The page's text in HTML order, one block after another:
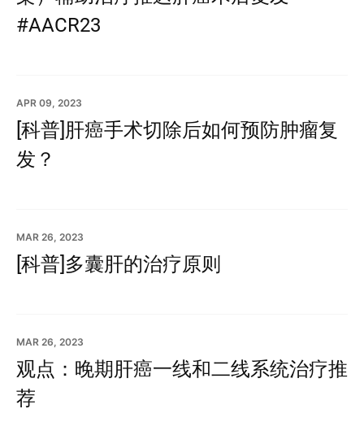
#AACR23
APR 09, 2023
[科普]肝癌手术切除后如何预防肿瘤复
发？
MAR 26, 2023
[科普]多囊肝的治疗原则
MAR 26, 2023
观点：晚期肝癌一线和二线系统治疗推
荐